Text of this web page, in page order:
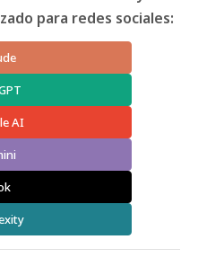
para redes sociales:
AI